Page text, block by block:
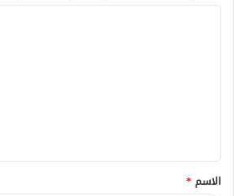
ق
*
الاسم *